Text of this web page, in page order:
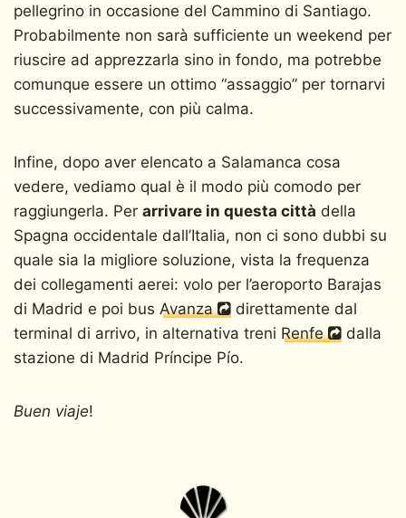
pellegrino in occasione del Cammino di Santiago.
Probabilmente non sarà sufficiente un weekend per
riuscire ad apprezzarla sino in fondo, ma potrebbe
comunque essere un ottimo “assaggio” per tornarvi
successivamente, con più calma.
Infine, dopo aver elencato a Salamanca cosa
vedere, vediamo qual è il modo più comodo per
raggiungerla. Per arrivare in questa città della
Spagna occidentale dall’Italia, non ci sono dubbi su
quale sia la migliore soluzione, vista la frequenza
dei collegamenti aerei: volo per l’aeroporto Barajas
di Madrid e poi bus Avanza
direttamente dal
terminal di arrivo, in alternativa treni Renfe
dalla
stazione di Madrid Príncipe Pío.
Buen viaje!